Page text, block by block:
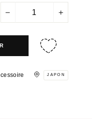
JAPON